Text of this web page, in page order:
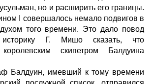
но и расширить его границы.
I совершалось немало подвигов в
духом того времени. Это дало повод
историку Г. Мишо сказать, что
скипетром Балдуина
Балдуин, имевший к тому времени